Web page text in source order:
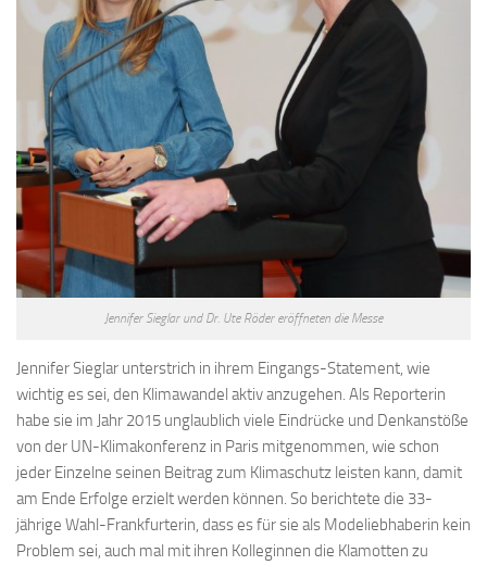
Jennifer Sieglar und Dr. Ute Röder eröffneten die Messe
Jennifer Sieglar unterstrich in ihrem Eingangs-Statement, wie
wichtig es sei, den Klimawandel aktiv anzugehen. Als Reporterin
habe sie im Jahr 2015 unglaublich viele Eindrücke und Denkanstöße
von der UN-Klimakonferenz in Paris mitgenommen, wie schon
jeder Einzelne seinen Beitrag zum Klimaschutz leisten kann, damit
am Ende Erfolge erzielt werden können. So berichtete die 33-
jährige Wahl-Frankfurterin, dass es für sie als Modeliebhaberin kein
Problem sei, auch mal mit ihren Kolleginnen die Klamotten zu